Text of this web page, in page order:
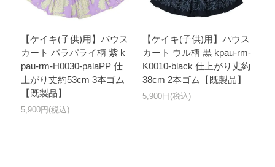
【ケイキ(子供)用】パウス
カート パラパライ柄 紫 k
pau-rm-H0030-palaPP 仕
上がり丈約53cm 3本ゴム
【既製品】
5,900円(税込)
【ケイキ(子供)用】パウス
カート ウル柄 黒 kpau-rm-
K0010-black 仕上がり丈約
38cm 2本ゴム【既製品】
5,900円(税込)